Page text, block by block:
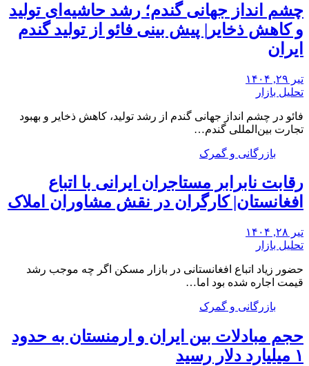
چشم‌ انداز جهانی گندم؛ رشد حاشیه‌ای تولید
و کاهش ذخایر| پیش بینی فائو از تولید گندم
ایران
تیر ۲۹, ۱۴۰۴
تحلیل بازار
فائو در چشم انداز جهانی گندم از رشد تولید، کاهش ذخایر و بهبود
تجارت بین‌المللی گندم…
بازرگانی و گمرک
رقابت نابرابر مستاجران ایرانی با اتباع
افغانستان| کارگران در نقش مشاوران املاک
تیر ۲۸, ۱۴۰۴
تحلیل بازار
حضور زیاد اتباع افغانستانی در بازار مسکن اگر چه موجب رشد
قیمت اجاره شده بود اما…
بازرگانی و گمرک
حجم مبادلات بین ایران و ارمنستان به حدود
۱ میلیارد دلار رسید